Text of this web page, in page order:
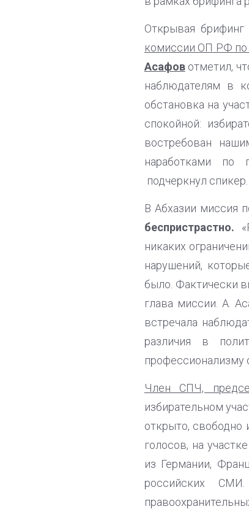
Открывая
комиссии ОП РФ по
Асафов отметил,
наблюдателям в
обстановка на
спокойной:
востребован
наработками по
подчеркнул спикер.
В Абхазии миссия
беспристрастно.
никаких
нарушений,
было. Фактически
глава миссии. А.
встречала
различия в
профессионализму
Член СПЧ,
избирательном
открыто, свободно
голосов, на
из Германии,
российских